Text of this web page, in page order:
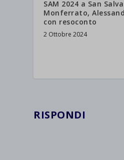
SAM 2024 a San
Monferrato,
con resoconto
2 Ottobre 2024
RISPONDI